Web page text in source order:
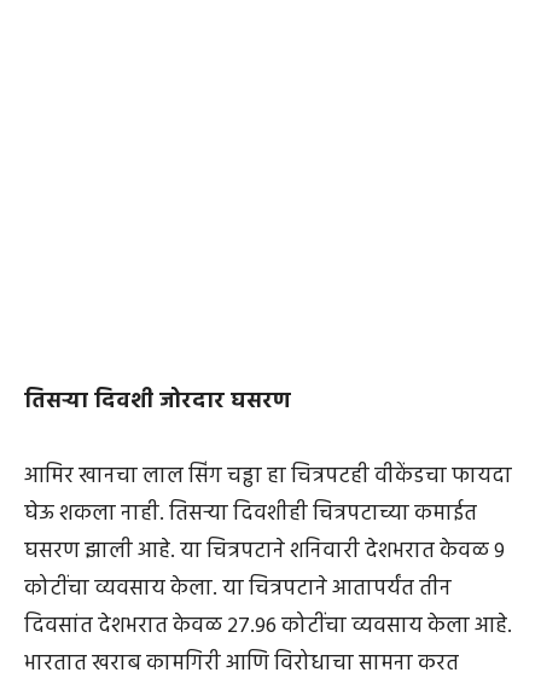
तिसऱ्या दिवशी जोरदार घसरण
आमिर खानचा लाल सिंग चड्ढा हा चित्रपटही वीकेंडचा फायदा
घेऊ शकला नाही. तिसऱ्या दिवशीही चित्रपटाच्या कमाईत
घसरण झाली आहे. या चित्रपटाने शनिवारी देशभरात केवळ 9
कोटींचा व्यवसाय केला. या चित्रपटाने आतापर्यंत तीन
दिवसांत देशभरात केवळ 27.96 कोटींचा व्यवसाय केला आहे.
भारतात खराब कामगिरी आणि विरोधाचा सामना करत